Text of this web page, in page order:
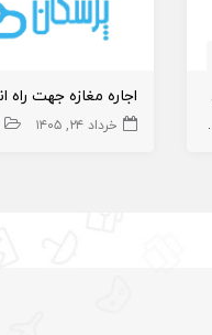
اجاره و فروش مطب پزشک مطب
اجاره مغازه جهت راه
خرداد ۲۴, ۱۴۰۵